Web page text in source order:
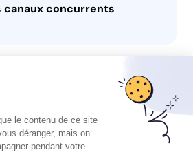
le contenu de ce site
déranger, mais on
pendant votre
canaux concurrents
vs avis Google :
confiance ? 61%
match est plié
si l'essor de l'IA allait
Lorem Ipsum